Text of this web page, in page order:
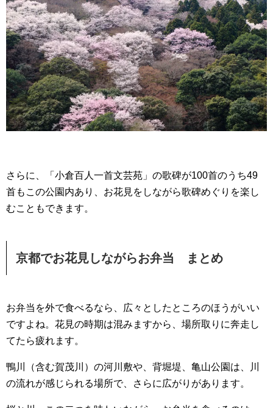
さらに、「小倉百人一首文芸苑」の歌碑が100首のうち49
首もこの公園内あり、お花見をしながら歌碑めぐりを楽し
むこともできます。
京都でお花見しながらお弁当 まとめ
お弁当を外で食べるなら、広々としたところのほうがいい
ですよね。花見の時期は混みますから、場所取りに奔走し
てたら疲れます。
鴨川（含む賀茂川）の河川敷や、背堀堤、亀山公園は、川
の流れが感じられる場所で、さらに広がりがあります。